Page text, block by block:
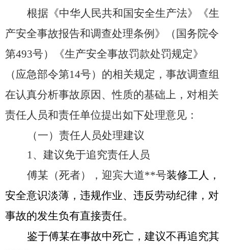
根据《中华人民共和国安全生产法》《生
产安全事故报告和调查处理条例》
（ 国务院令
第493号） 《生产安全事故罚款处罚规定》
（应急部令第14号） 的相关规定，事故调查组
在认真分析事故原因、性质的基础上，对相关
责任人员和责任单位提出如下处理意见：
（一）责任人员处理建议
1、建议免于追究责任人员
傅某 （死者），迎宾大道**号装修工人 ，
安全意识淡薄， 违规作业、违反劳动纪律， 对
事故的发生负有直接责任。
鉴于傅某在事故中死亡，建议不再追究其